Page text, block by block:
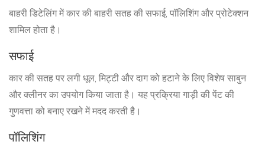
बाहरी डिटेलिंग में कार की बाहरी सतह की सफाई, पॉलिशिंग और प्रोटेक्शन
शामिल होता है।
सफाई
कार की सतह पर लगी धूल, मिट्टी और दाग को हटाने के लिए विशेष साबुन
और क्लीनर का उपयोग किया जाता है। यह प्रक्रिया गाड़ी की पेंट की
गुणवत्ता को बनाए रखने में मदद करती है।
पॉलिशिंग